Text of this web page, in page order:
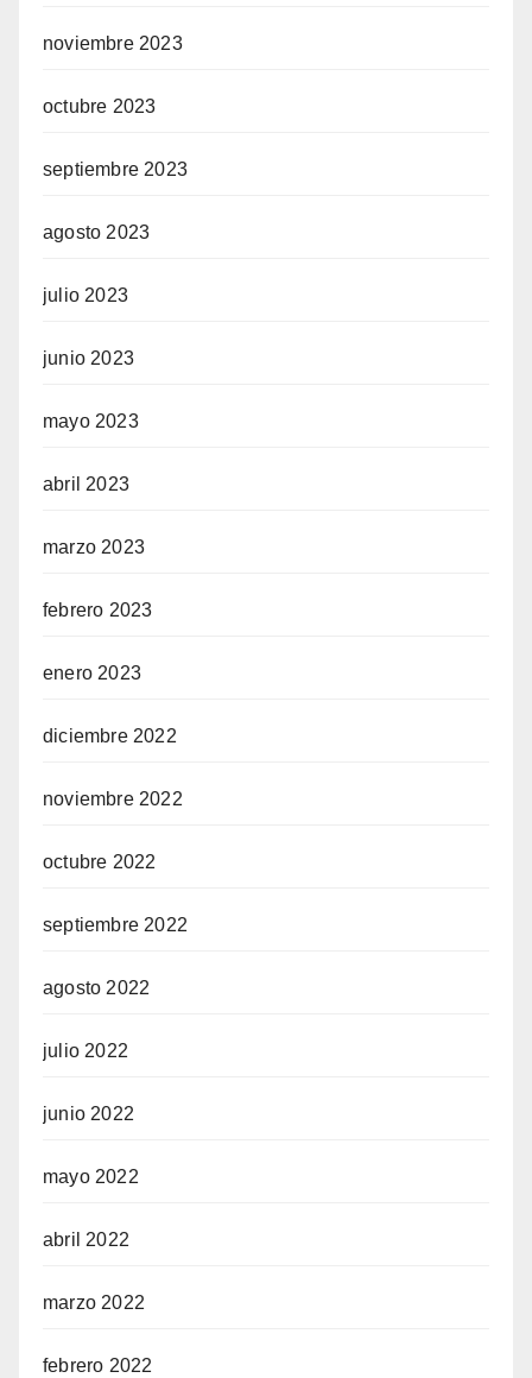
noviembre 2023
octubre 2023
septiembre 2023
agosto 2023
julio 2023
junio 2023
mayo 2023
abril 2023
marzo 2023
febrero 2023
enero 2023
diciembre 2022
noviembre 2022
octubre 2022
septiembre 2022
agosto 2022
julio 2022
junio 2022
mayo 2022
abril 2022
marzo 2022
febrero 2022